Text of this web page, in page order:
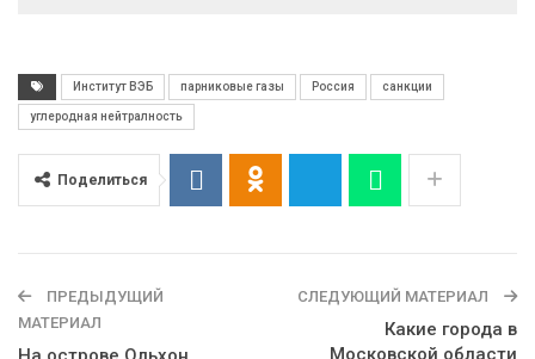
Институт ВЭБ парниковые газы Россия санкции
углеродная нейтралность
Поделиться
ПРЕДЫДУЩИЙ
МАТЕРИАЛ
СЛЕДУЮЩИЙ МАТЕРИАЛ
Какие города в
Московской области